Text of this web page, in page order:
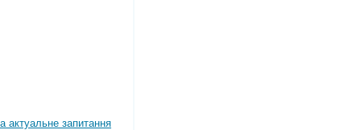
актуальне запитання